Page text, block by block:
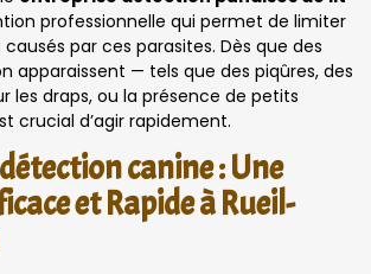
professionnelle qui permet de limiter
par ces parasites. Dès que des
apparaissent — tels que des piqûres, des
les draps, ou la présence de petits
crucial d’agir rapidement.
canine : Une
et Rapide à Rueil-